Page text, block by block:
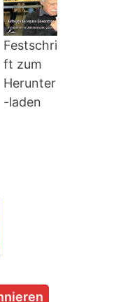
Festschri
ft zum
Herunter
-laden